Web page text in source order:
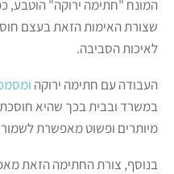
המונח "חתימה ירוקה" הוטבע,
שצורת האימות הזאת בעצם
לאיכות הסביבה.
העבודה עם חתימה ירוקה
במשרד ובבית בכך שהיא
מיותרים ופשוט מאפשרת
בנוסף, צורת החתימה הזאת